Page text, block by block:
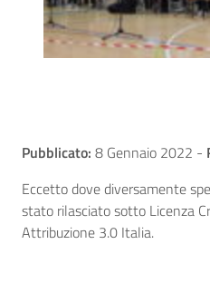
Pubblicato: 8 Gennaio 2022 -
Eccetto dove diversamente
stato rilasciato sotto Licenza
Attribuzione 3.0 Italia.